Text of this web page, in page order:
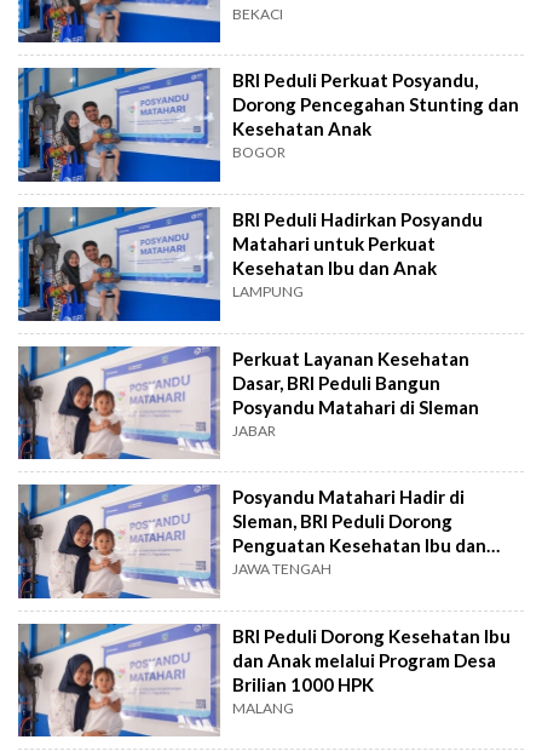
BEKACI
BRI Peduli Perkuat Posyandu,
Dorong Pencegahan Stunting dan
Kesehatan Anak
BOGOR
BRI Peduli Hadirkan Posyandu
Matahari untuk Perkuat
Kesehatan Ibu dan Anak
LAMPUNG
Perkuat Layanan Kesehatan
Dasar, BRI Peduli Bangun
Posyandu Matahari di Sleman
JABAR
Posyandu Matahari Hadir di
Sleman, BRI Peduli Dorong
Penguatan Kesehatan Ibu dan
Anak
JAWA TENGAH
BRI Peduli Dorong Kesehatan Ibu
dan Anak melalui Program Desa
Brilian 1000 HPK
MALANG